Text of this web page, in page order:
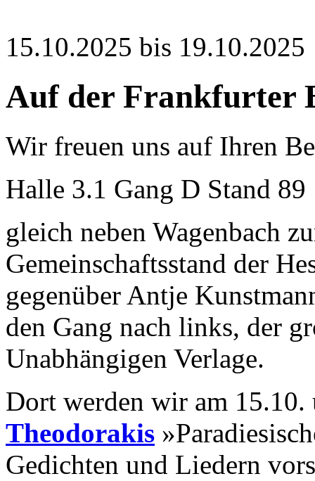
15.10.2025 bis 19.10.2025
Auf der Frankfurter
Wir freuen uns auf Ihren
Halle 3.1 Gang D Stand 89
gleich neben Wagenbach
Gemeinschaftsstand der
gegenüber Antje
den Gang nach links, der
Unabhängigen Verlage.
Dort werden wir am
Theodorakis
Gedichten und Liedern